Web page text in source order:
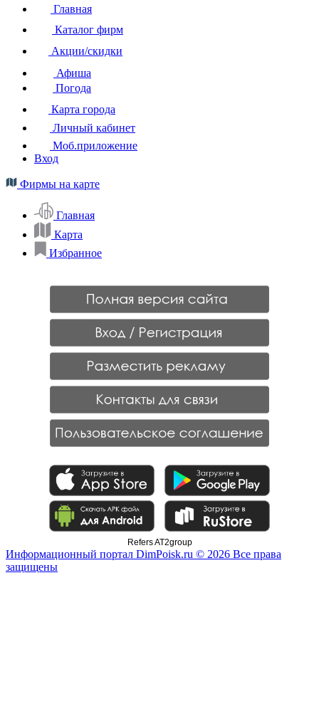
Главная
Каталог фирм
Акции/скидки
Афиша
Погода
Карта города
Личный кабинет
Моб.приложение
Вход
Фирмы на карте
Главная
Карта
Избранное
Refers AT2group
Информационный портал DimPoisk.ru © 2026 Все права
защищены